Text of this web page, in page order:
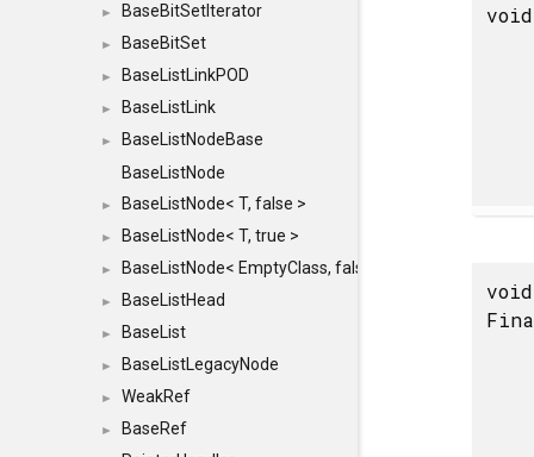
► BaseBitSetIterator
► BaseBitSet
► BaseListLinkPOD
► BaseListLink
►
BaseListNodeBase
BaseListNode
► BaseListNode< T, false >
► BaseListNode< T, true >
► BaseListNode< EmptyClass, false >
► BaseListHead
► BaseList
► BaseListLegacyNode
► WeakRef
► BaseRef
void